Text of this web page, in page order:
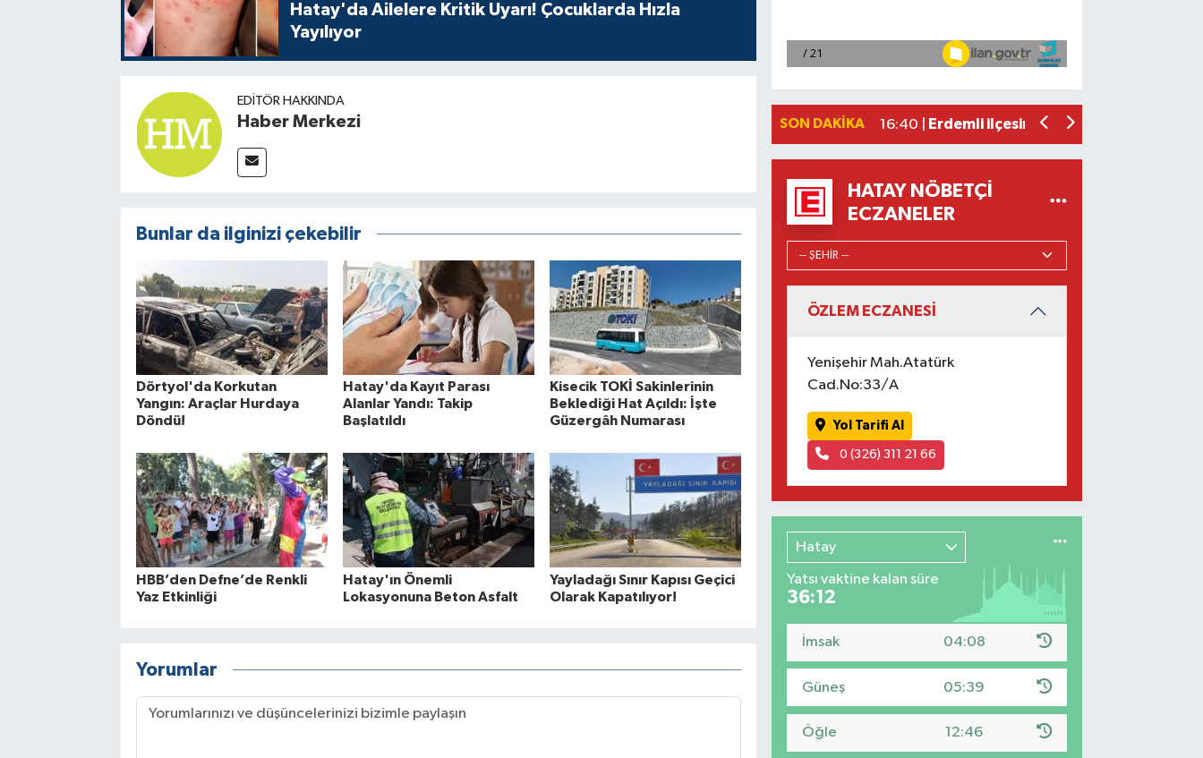
Hatay'da Ailelere Kritik Uyarı! Çocuklarda Hızla
Yayılıyor
EDITÖR HAKKINDA
Haber Merkezi
Bunlar da ilginizi çekebilir
Dörtyol'da Korkutan
Yangın: Araçlar Hurdaya
Döndü!
Hatay'da Kayıt Parası
Alanlar Yandı: Takip
Başlatıldı
Kisecik TOKİ Sakinlerinin
Beklediği Hat Açıldı: İşte
Güzergâh Numarası
HBB’den Defne’de Renkli
Yaz Etkinliği
Hatay'ın Önemli
Lokasyonuna Beton Asfalt
Yayladağı Sınır Kapısı Geçici
Olarak Kapatılıyor!
Yorumlar
SON DAKIKA
Osmaniye'de huzur toplantısı
16:40 |
Erdemli ilçesinde park halindeki cipte
HATAY NÖBETÇI
ECZANELER
ÖZLEM ECZANESİ
Yenişehir Mah.Atatürk
Cad.No:33/A
Yol Tarifi Al
0 (326) 311 21 66
Hatay
Yatsı vaktine kalan süre
36:11
İmsak 04:08
Güneş 05:39
Öğle 12:46